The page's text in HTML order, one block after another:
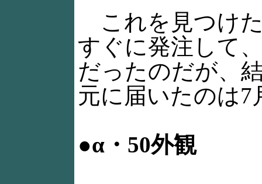
これを見つけ
すぐに発注して
だったのだが、
元に届いたのは7
●α・50外観